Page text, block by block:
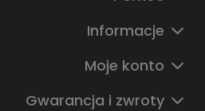
Informacje
Moje konto
Gwarancja i zwroty